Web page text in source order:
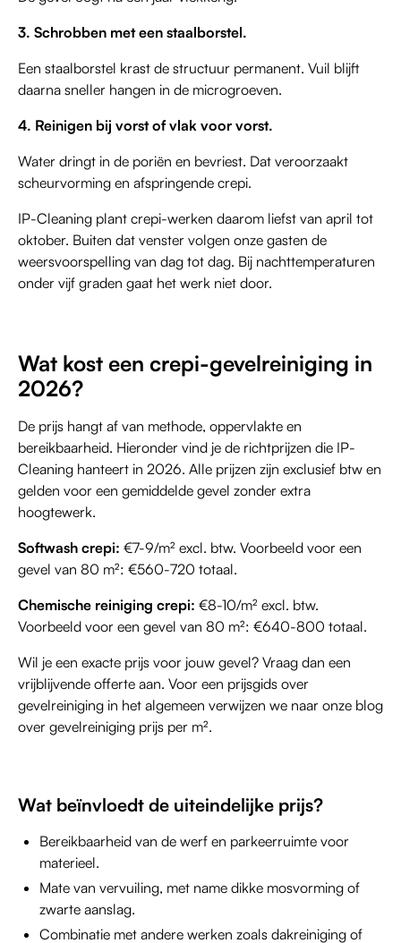
3. Schrobben met een staalborstel.
Een staalborstel krast de structuur permanent. Vuil blijft
daarna sneller hangen in de microgroeven.
4. Reinigen bij vorst of vlak voor vorst.
Water dringt in de poriën en bevriest. Dat veroorzaakt
scheurvorming en afspringende crepi.
IP-Cleaning plant crepi-werken daarom liefst van april tot
oktober. Buiten dat venster volgen onze gasten de
weersvoorspelling van dag tot dag. Bij nachttemperaturen
onder vijf graden gaat het werk niet door.
Wat kost een crepi-gevelreiniging in
2026?
De prijs hangt af van methode, oppervlakte en
bereikbaarheid. Hieronder vind je de richtprijzen die IP-
Cleaning hanteert in 2026. Alle prijzen zijn exclusief btw en
gelden voor een gemiddelde gevel zonder extra
hoogtewerk.
Softwash crepi: €7-9/m² excl. btw. Voorbeeld voor een
gevel van 80 m²: €560-720 totaal.
Chemische reiniging crepi: €8-10/m² excl. btw.
Voorbeeld voor een gevel van 80 m²: €640-800 totaal.
Wil je een exacte prijs voor jouw gevel? Vraag dan een
vrijblijvende offerte aan. Voor een prijsgids over
gevelreiniging in het algemeen verwijzen we naar onze blog
over gevelreiniging prijs per m².
Wat beïnvloedt de uiteindelijke prijs?
Bereikbaarheid van de werf en parkeerruimte voor
materieel.
Mate van vervuiling, met name dikke mosvorming of
zwarte aanslag.
Combinatie met andere werken zoals dakreiniging of